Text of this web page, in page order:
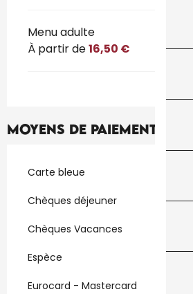
Menu adulte
À partir de16,50 €
Moyens de paiement
Carte bleue
Chèques déjeuner
Chèques Vacances
Espèce
Eurocard - Mastercard